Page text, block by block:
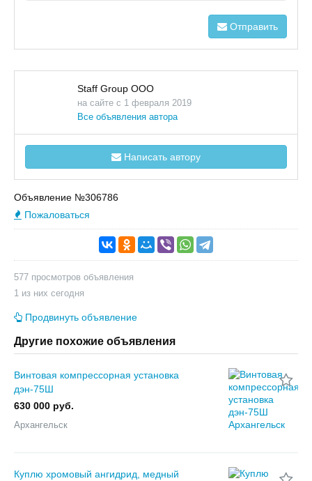
Отправить
Staff Group ООО
на сайте с 1 февраля 2019
Все объявления автора
Написать автору
Объявление №306786
Пожаловаться
577 просмотров объявления
1 из них сегодня
Продвинуть объявление
Другие похожие объявления
Винтовая компрессорная установка
дэн-75Ш
630 000 руб.
Архангельск
Куплю хромовый ангидрид, медный